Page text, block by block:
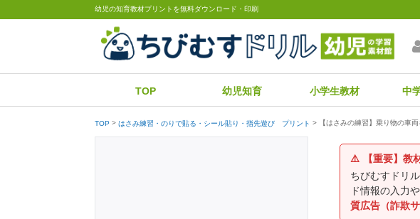
幼児の知育教材プリントを無料ダウンロード・印刷
TOP 幼児知育 小学生教材 中
TOP はさみ練習・のりで貼る・シール貼り・指先遊び プリント 【はさみの練習】乗り物の車
⚠️
【重要】
ちびむすドリ
ド情報の入力
質広告（詐欺サ